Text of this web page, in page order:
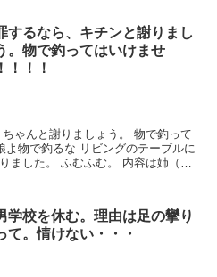
するなら、キチンと謝りまし
。物で釣ってはいけませ
！！！
。 内容は姉（7
学校を休む。理由は足の攣り
て。情けない・・・